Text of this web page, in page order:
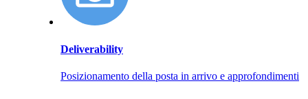
Deliverability
Posizionamento della posta in arrivo e approfondimenti